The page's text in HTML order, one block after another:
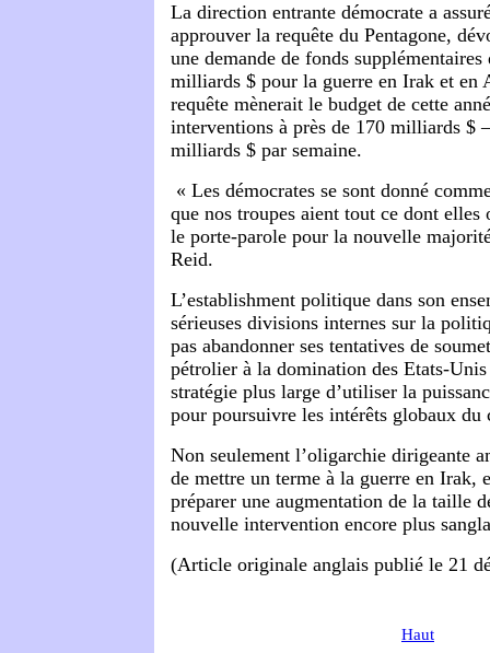
La direction entrante démocrate a
approuver la requête du Pentagone,
une demande de fonds supplémentaires
milliards $ pour la guerre en Irak et en
requête mènerait le budget de cette
interventions à près de 170 milliards $
milliards $ par semaine.
« Les démocrates se sont donné
que nos troupes aient tout ce dont elles
le porte-parole pour la nouvelle
Reid.
L’establishment politique dans son
sérieuses divisions internes sur la
pas abandonner ses tentatives de
pétrolier à la domination des Etats-
stratégie plus large d’utiliser la
pour poursuivre les intérêts globaux du
Non seulement l’oligarchie dirigeante
de mettre un terme à la guerre en Irak,
préparer une augmentation de la taille
nouvelle intervention encore plus
(Article originale anglais publié le 21
Haut